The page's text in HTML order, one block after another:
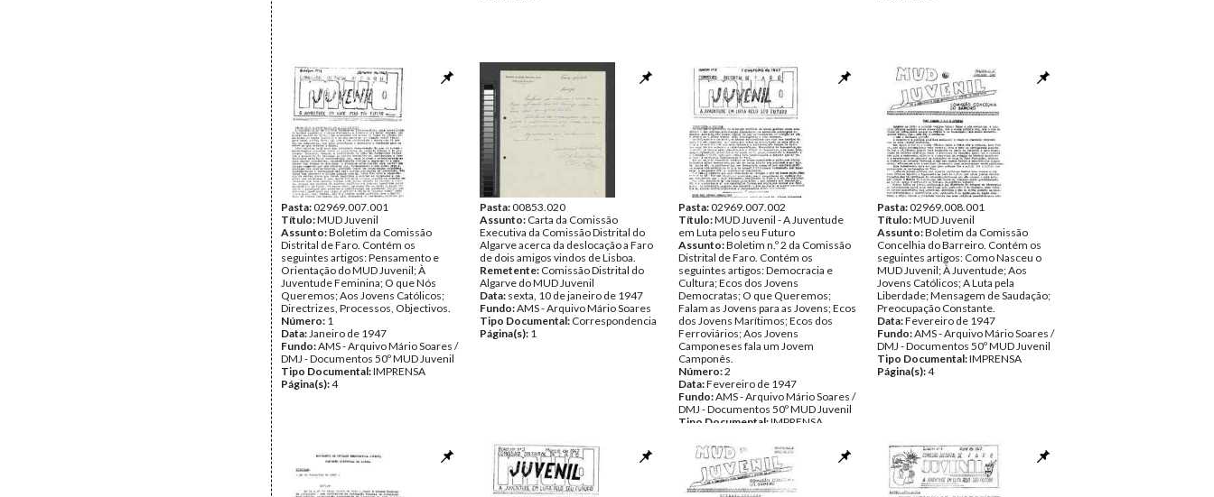
Pasta:02969.007.001
Título:MUD Juvenil
Assunto:Boletim da Comissão
Distrital de Faro. Contém os
seguintes artigos: Pensamento e
Orientação do MUD Juvenil; À
Juventude Feminina; O que Nós
Queremos; Aos Jovens Católicos;
Directrizes, Processos, Objectivos.
Número: 1
Data:Janeiro de 1947
Fundo:AMS - Arquivo Mário Soares /
DMJ - Documentos 50º MUD Juvenil
Tipo Documental:IMPRENSA
Página(s):4
Pasta:00853.020
Assunto: Carta da Comissão
Executiva da Comissão Distrital do
Algarve acerca da deslocação a Faro
de dois amigos vindos de Lisboa.
Remetente: Comissão Distrital do
Algarve do MUD Juvenil
Data: sexta, 10 de janeiro de 1947
Fundo:AMS - Arquivo Mário Soares
Tipo Documental: Correspondencia
Página(s): 1
Pasta:02969.007.002
Título:MUD Juvenil - A Juventude
em Luta pelo seu Futuro
Assunto:Boletim n.º 2 da Comissão
Distrital de Faro. Contém os
seguintes artigos: Democracia e
Cultura; Ecos dos Jovens
Democratas; O que Queremos;
Falam as Jovens para as Jovens; Ecos
dos Jovens Marítimos; Ecos dos
Ferroviários; Aos Jovens
Camponeses fala um Jovem
Camponês.
Número:2
Data:Fevereiro de 1947
Fundo:AMS - Arquivo Mário Soares /
DMJ - Documentos 50º MUD Juvenil
Tipo Documental:IMPRENSA
Pasta:02969.008.001
Título:MUD Juvenil
Assunto:Boletim da Comissão
Concelhia do Barreiro. Contém os
seguintes artigos: Como Nasceu o
MUD Juvenil; À Juventude; Aos
Jovens Católicos; A Luta pela
Liberdade; Mensagem de Saudação;
Preocupação Constante.
Data:Fevereiro de 1947
Fundo:AMS - Arquivo Mário Soares /
DMJ - Documentos 50º MUD Juvenil
Tipo Documental:IMPRENSA
Página(s):4